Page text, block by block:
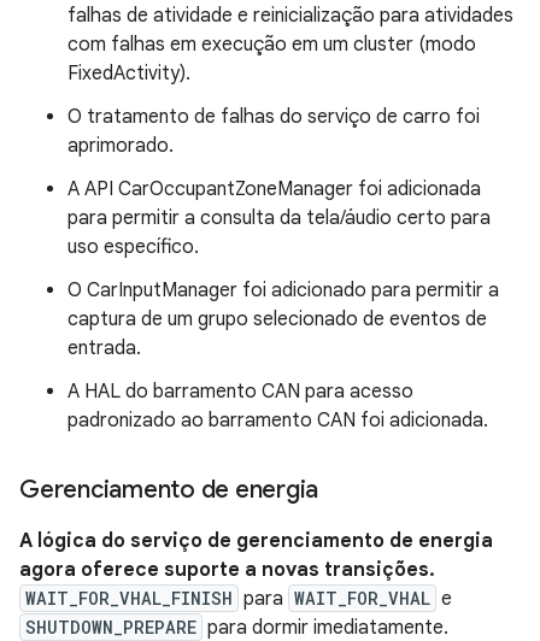
falhas de atividade e reinicialização para atividades
com falhas em execução em um cluster (modo
FixedActivity).
O tratamento de falhas do serviço de carro foi
aprimorado.
A API CarOccupantZoneManager foi adicionada
para permitir a consulta da tela/áudio certo para
uso específico.
O CarInputManager foi adicionado para permitir a
captura de um grupo selecionado de eventos de
entrada.
A HAL do barramento CAN para acesso
padronizado ao barramento CAN foi adicionada.
Gerenciamento de energia
A lógica do serviço de gerenciamento de energia
agora oferece suporte a novas transições.
WAIT_FOR_VHAL_FINISH para WAIT_FOR_VHAL e
SHUTDOWN_PREPARE para dormir imediatamente.